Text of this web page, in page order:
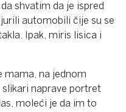
shvatim da je ispred
automobili čije su se
Ipak, miris lisica i
mama, na jednom
slikari naprave portret
moleći je da im to